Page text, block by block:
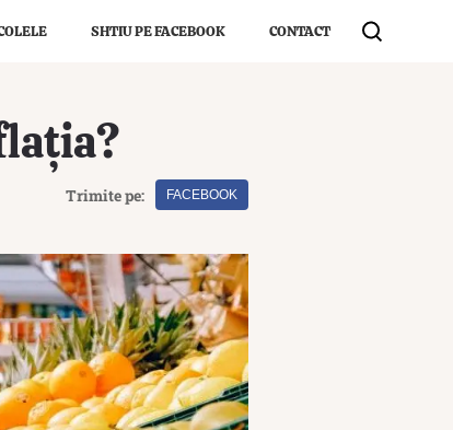
SHTIU PE FACEBOOK CONTACT
Trimite pe: FACEBOOK